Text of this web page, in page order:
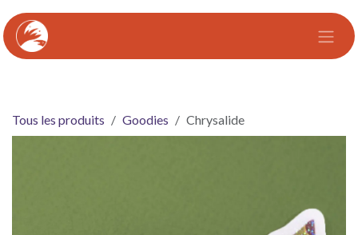
Tous les produits Goodies Chrysalide